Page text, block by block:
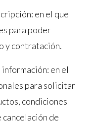
en el que
para poder
y contratación.
en el
para solicitar
condiciones
de